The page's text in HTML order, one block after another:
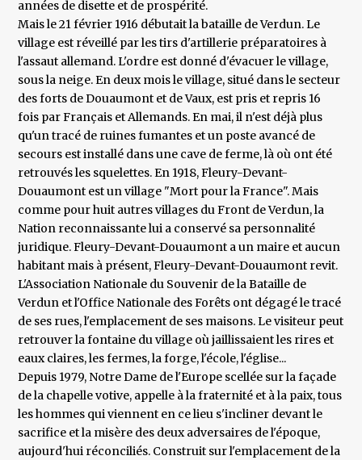
années de disette et de prospérité.
Mais le 21 février 1916 débutait la bataille de Verdun. Le
village est réveillé par les tirs d'artillerie préparatoires à
l'assaut allemand. L'ordre est donné d'évacuer le village,
sous la neige. En deux mois le village, situé dans le secteur
des forts de Douaumont et de Vaux, est pris et repris 16
fois par Français et Allemands. En mai, il n'est déjà plus
qu'un tracé de ruines fumantes et un poste avancé de
secours est installé dans une cave de ferme, là où ont été
retrouvés les squelettes. En 1918, Fleury-Devant-
Douaumont est un village "Mort pour la France". Mais
comme pour huit autres villages du Front de Verdun, la
Nation reconnaissante lui a conservé sa personnalité
juridique. Fleury-Devant-Douaumont a un maire et aucun
habitant mais à présent, Fleury-Devant-Douaumont revit.
L'Association Nationale du Souvenir de la Bataille de
Verdun et l'Office Nationale des Forêts ont dégagé le tracé
de ses rues, l'emplacement de ses maisons. Le visiteur peut
retrouver la fontaine du village où jaillissaient les rires et
eaux claires, les fermes, la forge, l'école, l'église...
Depuis 1979, Notre Dame de l'Europe scellée sur la façade
de la chapelle votive, appelle à la fraternité et à la paix, tous
les hommes qui viennent en ce lieu s'incliner devant le
sacrifice et la misère des deux adversaires de l'époque,
aujourd'hui réconciliés. Construit sur l'emplacement de la